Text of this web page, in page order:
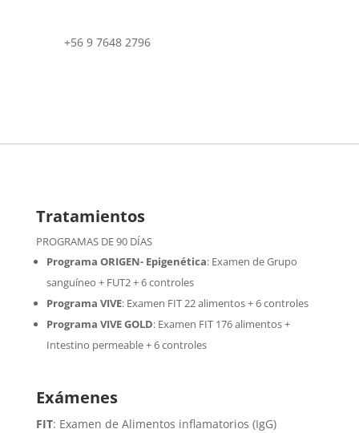
+56 9 7648 2796
Tratamientos
PROGRAMAS DE 90 DÍAS
Programa ORIGEN- Epigenética:Examen de Grupo
sanguíneo + FUT2 + 6 controles
Programa VIVE: Examen FIT 22 alimentos + 6 controles
Programa VIVE GOLD: Examen FIT 176 alimentos +
Intestino permeable + 6 controles
Exámenes
FIT: Examen de Alimentos inflamatorios (IgG)